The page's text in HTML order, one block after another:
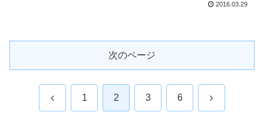
2016.03.29
次のページ
前 1 2 3 6 次